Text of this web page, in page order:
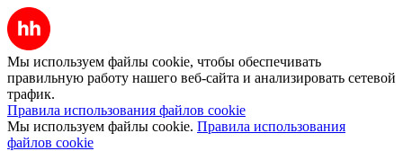
Мы используем файлы cookie, чтобы обеспечивать
правильную работу нашего веб-сайта и анализировать сетевой
трафик.
Правила использования файлов cookie
Мы используем файлы cookie. Правила использования
файлов cookie